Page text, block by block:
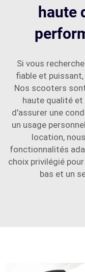
haute
Si vous
fiable et
Nos scooters
haute qualité
d'assurer une
un usage
location,
fonctionnalités
choix privilégié
bas et un